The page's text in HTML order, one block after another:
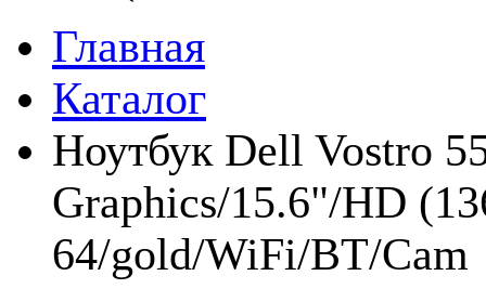
Главная
Каталог
Ноутбук Dell Vostro
Graphics/15.6"/HD
64/gold/WiFi/BT/Cam